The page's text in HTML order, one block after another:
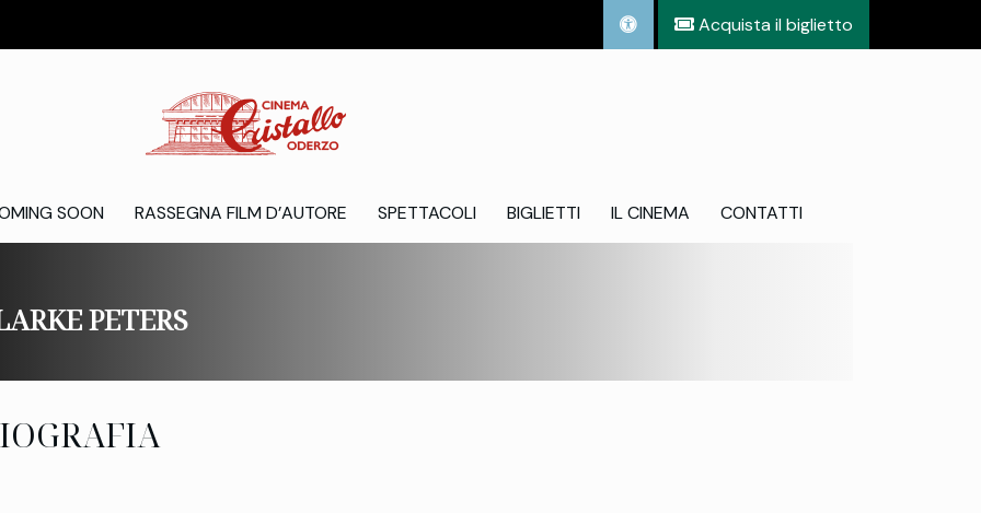
Acquista il biglietto
SOON RASSEGNA FILM D’AUTORE SPETTACOLI BIGLIETTI IL CINEMA CONTATTI
PETERS